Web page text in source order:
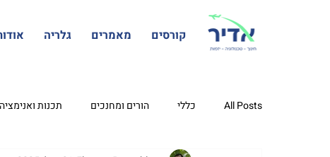
קורסים מאמרים גלריה
All Posts כללי הורים ומחנכים תכנות ואנימציה